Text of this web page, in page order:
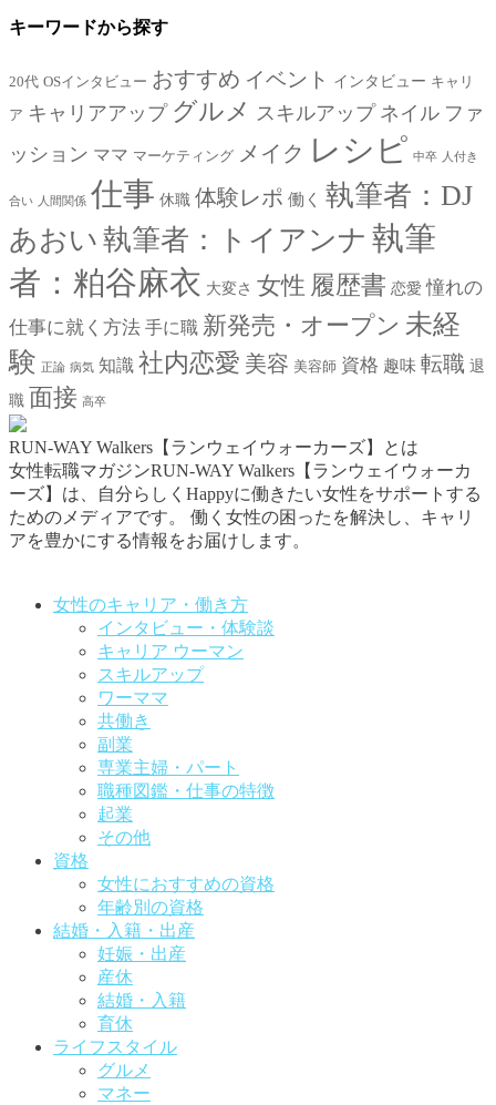
キーワードから探す
20代 OSインタビュー おすすめ イベント インタビュー キャリ
ア キャリアアップ グルメ スキルアップ ネイル ファ
ッション ママ マーケティング メイク レシピ 中卒 人付き
合い 人間関係 仕事 休職 体験レポ 働く 執筆者：DJ
あおい 執筆者：トイアンナ 執筆
者：粕谷麻衣 大変さ 女性 履歴書 恋愛 憧れの
仕事に就く方法 手に職 新発売・オープン 未経
験
正論 病気 知識 社内恋愛 美容 美容師 資格 趣味 転職 退
職 面接 高卒
RUN-WAY Walkers【ランウェイウォーカーズ】とは
女性転職マガジンRUN-WAY Walkers【ランウェイウォーカ
ーズ】は、自分らしくHappyに働きたい女性をサポートする
ためのメディアです。
働く女性の困ったを解決し、キャリ
アを豊かにする情報をお届けします。
女性のキャリア・働き方
インタビュー・体験談
キャリア ウーマン
スキルアップ
ワーママ
共働き
副業
専業主婦・パート
職種図鑑・仕事の特徴
起業
その他
資格
女性におすすめの資格
年齢別の資格
結婚・入籍・出産
妊娠・出産
産休
結婚・入籍
育休
ライフスタイル
グルメ
マネー